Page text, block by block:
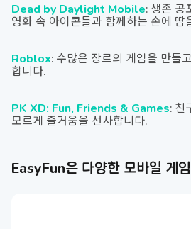
Dead by Daylight Mobile: 생존 공
영화 속 아이콘들과 함께하는 손에
Roblox: 수많은 장르의 게임을 만들
합니다.
PK XD: Fun, Friends & Games: 친
모르게 즐거움을 선사합니다.
EasyFun은 다양한 모바일 게